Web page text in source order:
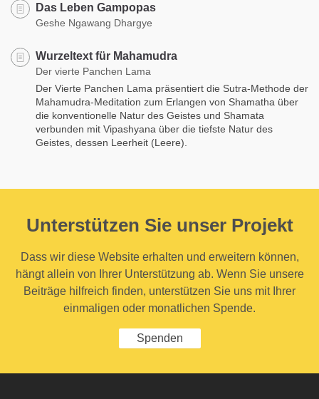
Das Leben Gampopas
Geshe Ngawang Dhargye
Wurzeltext für Mahamudra
Der vierte Panchen Lama
Der Vierte Panchen Lama präsentiert die Sutra-Methode der
Mahamudra-Meditation zum Erlangen von Shamatha über
die konventionelle Natur des Geistes und Shamata
verbunden mit Vipashyana über die tiefste Natur des
Geistes, dessen Leerheit (Leere).
Unterstützen Sie unser Projekt
Dass wir diese Website erhalten und erweitern können,
hängt allein von Ihrer Unterstützung ab. Wenn Sie unsere
Beiträge hilfreich finden, unterstützen Sie uns mit Ihrer
einmaligen oder monatlichen Spende.
Spenden